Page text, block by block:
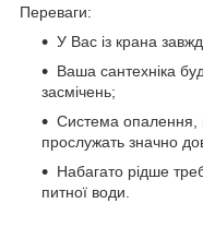
Переваги:
У Вас із крана
Ваша сантехніка
засмічень;
Система опалення,
прослужать значно
Набагато рідше
питної води.